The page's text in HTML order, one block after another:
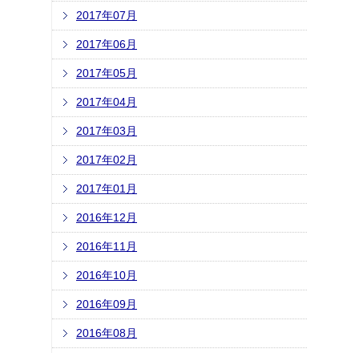
2017年07月
2017年06月
2017年05月
2017年04月
2017年03月
2017年02月
2017年01月
2016年12月
2016年11月
2016年10月
2016年09月
2016年08月